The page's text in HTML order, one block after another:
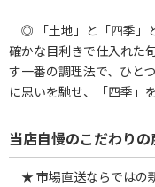
◎ 「土地」と「四季」
確かな目利きで仕入れた
す一番の調理法で、ひと
に思いを馳せ、「四季」
当店自慢のこだわり
★ 市場直送ならではの